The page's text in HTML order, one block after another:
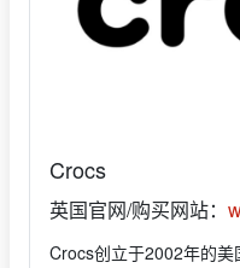
Crocs
英国官网/购买网站：
Crocs创立于2002年的